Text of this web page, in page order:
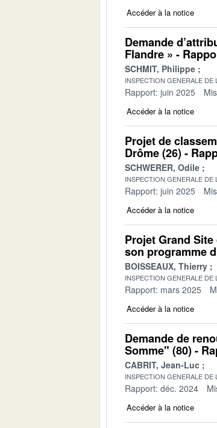
Accéder à la notice
Demande
Flandre » -
SCHMIT, Philippe
INSPECTION GENERALE
Rapport: juin 2025
Accéder à la notice
Projet de
Drôme (26) -
SCHWERER, Odile
INSPECTION GENERALE
Rapport: juin 2025
Accéder à la notice
Projet Grand Site
son programme
BOISSEAUX, Thierry
INSPECTION GENERALE
Rapport: mars 2025
Accéder à la notice
Demande de
Somme" (80) -
CABRIT, Jean-Luc
INSPECTION GENERALE
Rapport: déc. 2024
Accéder à la notice